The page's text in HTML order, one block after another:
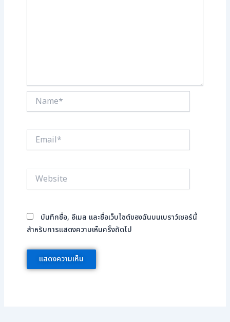
Name*
Email*
Website
บันทึกชื่อ, อีเมล และชื่อเว็บไซต์ของฉันบนเบราว์เซอร์นี้
สำหรับการแสดงความเห็นครั้งถัดไป